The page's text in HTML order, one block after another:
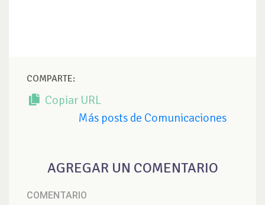
COMPARTE:
Copiar URL
Más posts de Comunicaciones
AGREGAR UN COMENTARIO
COMENTARIO